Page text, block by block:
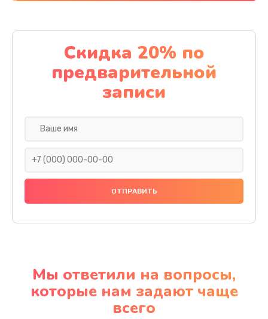
Скидка 20% по
предварительной
записи
Мы ответили на вопросы,
которые нам задают чаще
всего